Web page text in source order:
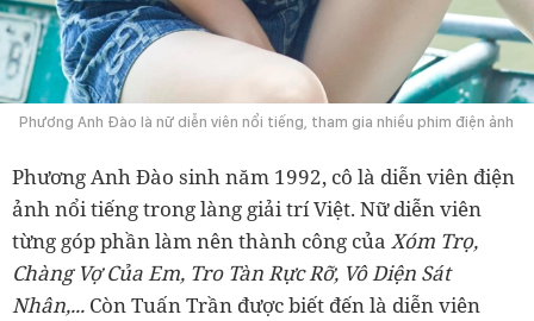
Phương Anh Đào là nữ diễn viên nổi tiếng, tham gia nhiều phim điện ảnh
Phương Anh Đào sinh năm 1992, cô là diễn viên điện
ảnh nổi tiếng trong làng giải trí Việt. Nữ diễn viên
từng góp phần làm nên thành công của Xóm Trọ,
Chàng Vợ Của Em, Tro Tàn Rực Rỡ, Vô Diện Sát
Nhân,... Còn Tuấn Trần được biết đến là diễn viên